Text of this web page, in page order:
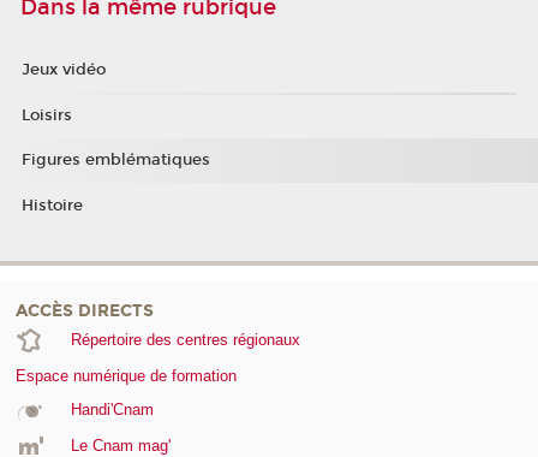
Dans la même rubrique
Jeux vidéo
Loisirs
Figures emblématiques
Histoire
ACCÈS DIRECTS
Répertoire des centres régionaux
Espace numérique de formation
Handi'Cnam
Le Cnam mag'